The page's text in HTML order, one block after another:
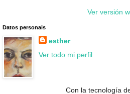
Ver versión
Datos personais
esther
Ver todo mi perfil
Con la tecnología